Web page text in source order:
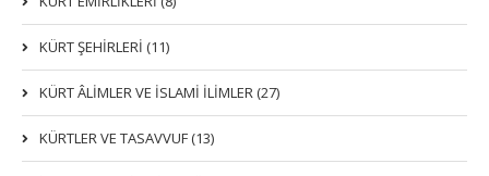
KÜRT ŞEHİRLERİ (11)
KÜRT ÂLİMLER VE İSLAMİ İLİMLER (27)
KÜRTLER VE TASAVVUF (13)